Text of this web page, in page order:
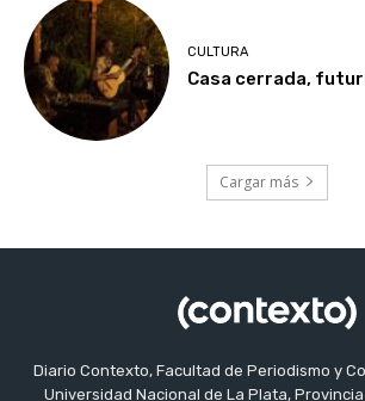
CULTURA
Casa cerrada,
Cargar más
Diario Contexto, Facultad de Periodismo y
Universidad Nacional de La Plata,